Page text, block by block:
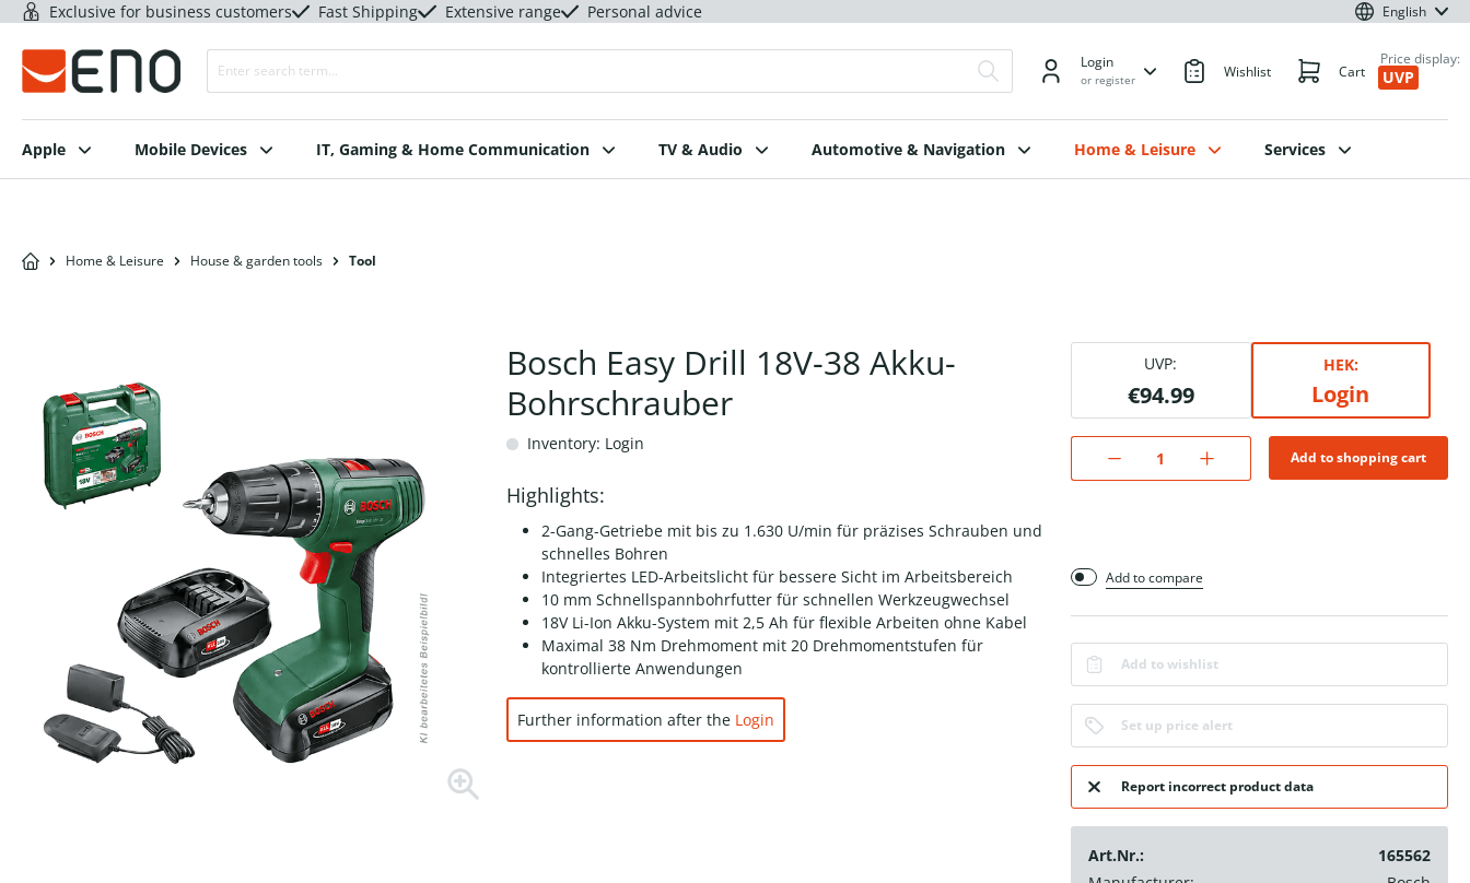
Exclusive for business customers Fast Shipping Extensive range Personal advice English
Login
or register Wishlist Cart
Price display:
UVP
Apple Mobile Devices IT, Gaming & Home Communication TV & Audio Automotive & Navigation Home & Leisure Services
Home & Leisure House & garden tools Tool
Bosch Easy Drill 18V-38 Akku-
Bohrschrauber
Inventory: Login
Highlights:
2-Gang-Getriebe mit bis zu 1.630 U/min für präzises Schrauben und
schnelles Bohren
Integriertes LED-Arbeitslicht für bessere Sicht im Arbeitsbereich
10 mm Schnellspannbohrfutter für schnellen Werkzeugwechsel
18V Li-Ion Akku-System mit 2,5 Ah für flexible Arbeiten ohne Kabel
Maximal 38 Nm Drehmoment mit 20 Drehmomentstufen für
kontrollierte Anwendungen
Further information after the Login
UVP:
€94.99
HEK:
Login
Add to shopping cart
Add to compare
Add to wishlist
Set up price alert
Report incorrect product data
Art.Nr.:
165562